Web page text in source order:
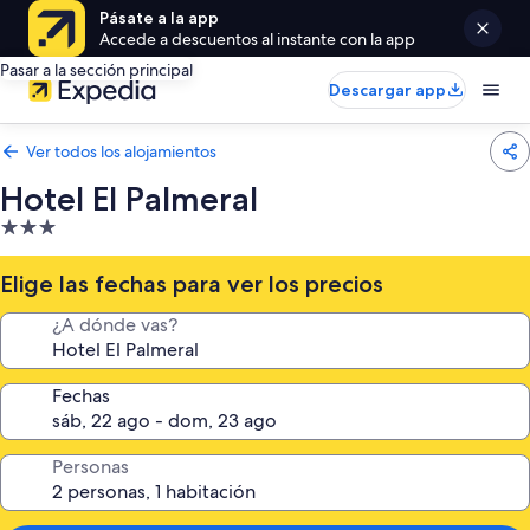
Pásate a la app
Accede a descuentos al instante con la app
Pasar a la sección principal
Descargar app
Ver todos los alojamientos
Hotel El Palmeral
Alojamiento
de
3.0 estrellas
Elige las fechas para ver los precios
¿A dónde vas?
Fechas
Personas